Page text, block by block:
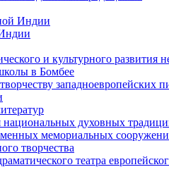
Индии
и культурного развития
в Бомбее
западноевропейских
национальных духовных
мемориальных
творчества
театра